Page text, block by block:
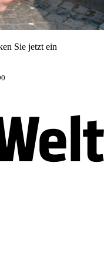
Sie jetzt ein